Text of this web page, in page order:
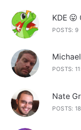
KDE 😛
POSTS: 9
POSTS:
Nate
POSTS: